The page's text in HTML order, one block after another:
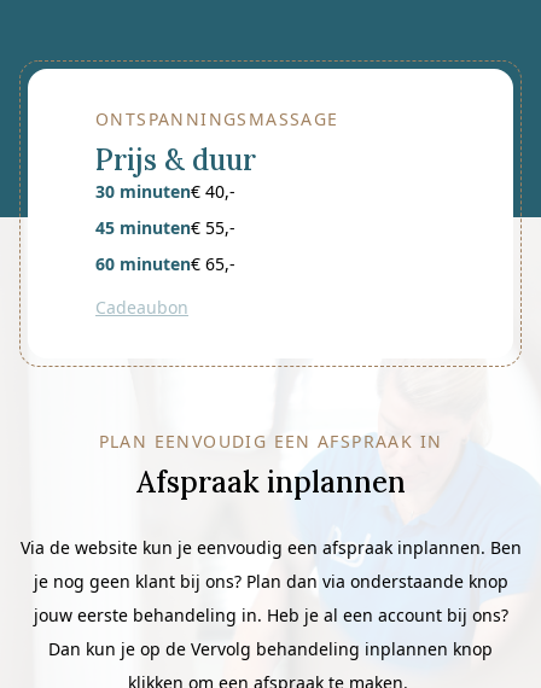
ONTSPANNINGSMASSAGE
Prijs & duur
30 minuten€ 40,-
45 minuten€ 55,-
60 minuten€ 65,-
Cadeaubon
PLAN EENVOUDIG EEN AFSPRAAK IN
Afspraak inplannen
Via de website kun je eenvoudig een afspraak inplannen. Ben
je nog geen klant bij ons? Plan dan via onderstaande knop
jouw eerste behandeling in. Heb je al een account bij ons?
Dan kun je op de Vervolg behandeling inplannen knop
klikken om een afspraak te maken.